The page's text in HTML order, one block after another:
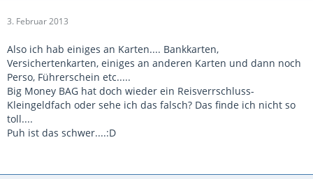
3. Februar 2013
Also ich hab einiges an Karten.... Bankkarten,
Versichertenkarten, einiges an anderen Karten und dann noch
Perso, Führerschein etc.....
Big Money BAG hat doch wieder ein Reisverrschluss-
Kleingeldfach oder sehe ich das falsch? Das finde ich nicht so
toll....
Puh ist das schwer....:D